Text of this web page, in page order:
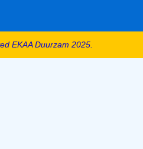
EKAA Duurzam 2025.